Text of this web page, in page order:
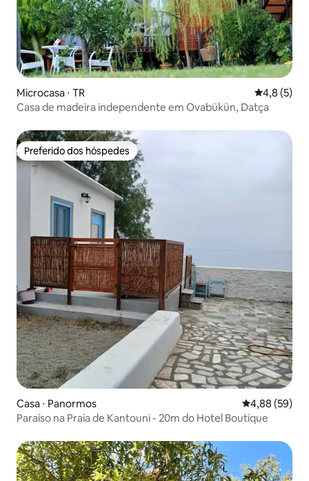
Microcasa ⋅ TR 4,8 de
4,8 (5)
Casa de madeira independente em Ovabükün, Datça
Preferido dos hóspedes
Preferido dos hóspedes
Casa ⋅ Panormos 4,88 de uma
4,88 (59)
Paraíso na Praia de Kantouni - 20m do Hotel Boutique